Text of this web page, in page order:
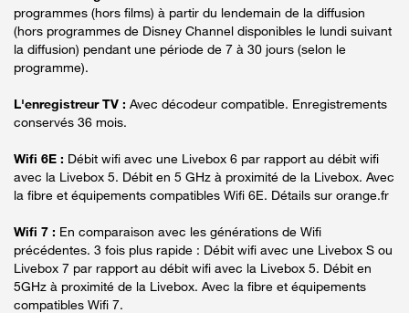
programmes (hors films) à partir du lendemain de la diffusion
(hors programmes de Disney Channel disponibles le lundi suivant
la diffusion) pendant une période de 7 à 30 jours (selon le
programme).
L'enregistreur TV : Avec décodeur compatible. Enregistrements
conservés 36 mois.
Wifi 6E : Débit wifi avec une Livebox 6 par rapport au débit wifi
avec la Livebox 5. Débit en 5 GHz à proximité de la Livebox. Avec
la fibre et équipements compatibles Wifi 6E. Détails sur orange.fr
Wifi 7 : En comparaison avec les générations de Wifi
précédentes. 3 fois plus rapide : Débit wifi avec une Livebox S ou
Livebox 7 par rapport au débit wifi avec la Livebox 5. Débit en
5GHz à proximité de la Livebox. Avec la fibre et équipements
compatibles Wifi 7.